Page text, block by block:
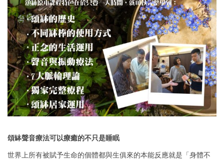
頌缽聲音療法可以療癒的不只是睡眠
世界上所有被賦予生命的個體都與生俱來的本能反應就是「身體不